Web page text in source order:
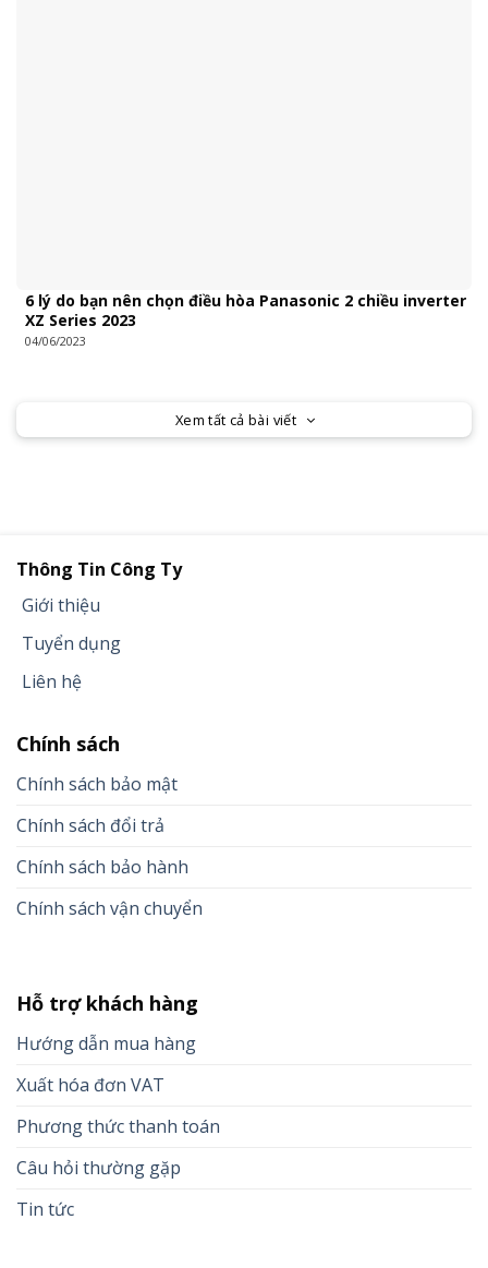
6 lý do bạn nên chọn điều hòa Panasonic 2 chiều inverter
XZ Series 2023
04/06/2023
Xem tất cả bài viết
Thông Tin Công Ty
Giới thiệu
Tuyển dụng
Liên hệ
Chính sách
Chính sách bảo mật
Chính sách đổi trả
Chính sách bảo hành
Chính sách vận chuyển
Hỗ trợ khách hàng
Hướng dẫn mua hàng
Xuất hóa đơn VAT
Phương thức thanh toán
Câu hỏi thường gặp
Tin tức